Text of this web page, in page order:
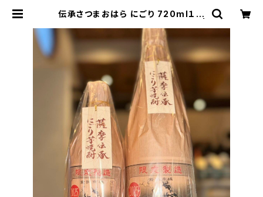
伝承さつまおはら にごり 720ml１本
【BASE公式】福原酒店｜創業1928
年・広島の日本酒・限定酒を全国通販